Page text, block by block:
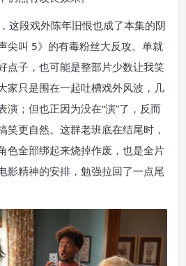
这段戏外陈年旧恨也成了本集的阴
尖叫 5》的有毒粉丝大反攻。单就
点子，也可能是整部片少数让我笑
家只是围在一起吐槽戏外风波，几
演；但也正因为没在“演”了，反而
笑更自然。这群老班底在结尾时，
色全部绑起来烧掉作废，也是全片
影精神的安排，勉强拉回了一点尾